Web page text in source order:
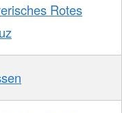
Rotes